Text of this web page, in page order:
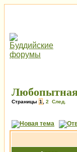
Страницы 1 2 След.